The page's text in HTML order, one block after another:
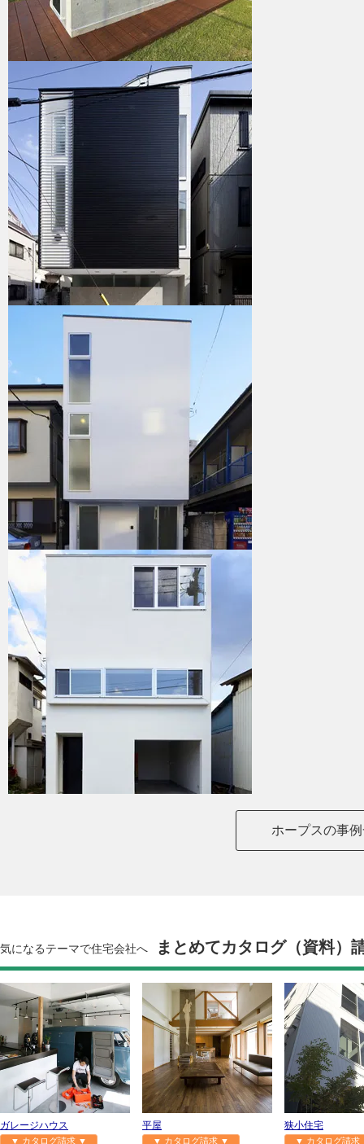
ホープスの事
気になるテーマで住宅会社へ まとめてカタログ（資料）
ガレージハウス
▼ カタログ請求 ▼
平屋
▼ カタログ請求 ▼
狭小住宅
▼ カタログ請